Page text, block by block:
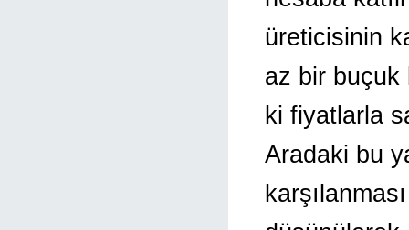
üreticisinin
az bir buçuk
ki fiyatlarla
Aradaki bu